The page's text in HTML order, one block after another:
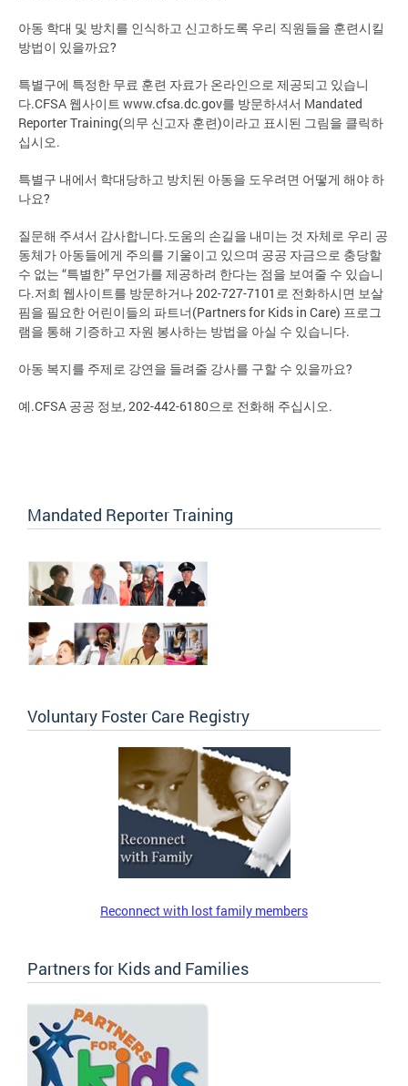
아동 학대 및 방치를 인식하고 신고하도록 우리 직원들을 훈련시킬
방법이 있을까요?
특별구에 특정한 무료 훈련 자료가 온라인으로 제공되고 있습니
다.CFSA 웹사이트 www.cfsa.dc.gov를 방문하셔서 Mandated
Reporter Training(의무 신고자 훈련)이라고 표시된 그림을 클릭하
십시오.
특별구 내에서 학대당하고 방치된 아동을 도우려면 어떻게 해야 하
나요?
질문해 주셔서 감사합니다.도움의 손길을 내미는 것 자체로 우리 공
동체가 아동들에게 주의를 기울이고 있으며 공공 자금으로 충당할
수 없는 “특별한” 무언가를 제공하려 한다는 점을 보여줄 수 있습니
다.저희 웹사이트를 방문하거나 202-727-7101로 전화하시면 보살
핌을 필요한 어린이들의 파트너(Partners for Kids in Care) 프로그
램을 통해 기증하고 자원 봉사하는 방법을 아실 수 있습니다.
아동 복지를 주제로 강연을 들려줄 강사를 구할 수 있을까요?
예.CFSA 공공 정보, 202-442-6180으로 전화해 주십시오.
Mandated Reporter Training
Voluntary Foster Care Registry
Reconnect with lost family members
Partners for Kids and Families